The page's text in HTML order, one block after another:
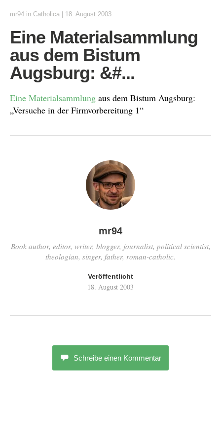
mr94 in Catholica 18. August 2003
Eine Materialsammlung
aus dem Bistum
Augsburg: &#...
Eine Materialsammlung aus dem Bistum Augsburg:
„Versuche in der Firmvorbereitung 1“
mr94
Book author, editor, writer, blogger, journalist, political scientist,
theologian, singer, father, roman-catholic.
Veröffentlicht
18. August 2003
Schreibe einen Kommentar